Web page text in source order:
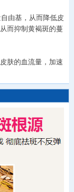
由基，从而降低皮
而抑制黄褐斑的蔓
肤的血流量，加速